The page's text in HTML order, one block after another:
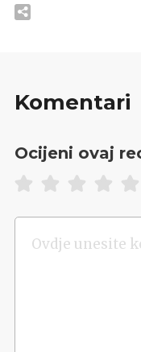
Komentari
Ocijeni ovaj